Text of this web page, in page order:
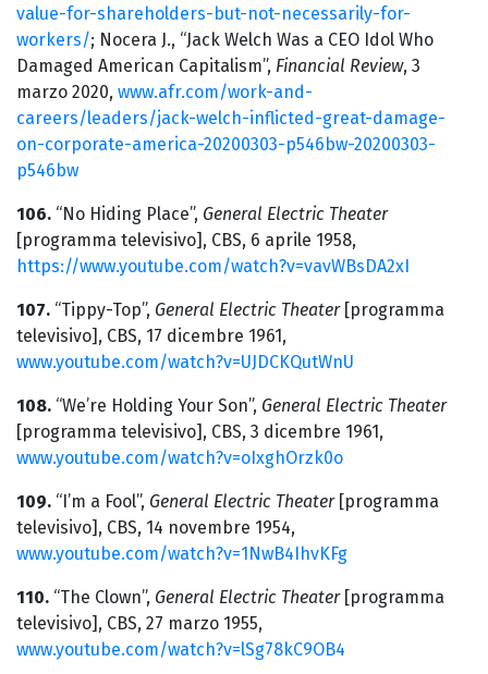
value-for-shareholders-but-not-necessarily-for-
workers/; Nocera J., “Jack Welch Was a CEO Idol Who
Damaged American Capitalism”, Financial Review, 3
marzo 2020, www.afr.com/work-and-
careers/leaders/jack-welch-inflicted-great-damage-
on-corporate-america-20200303-p546bw-20200303-
p546bw
106. “No Hiding Place”, General Electric Theater
[programma televisivo], CBS, 6 aprile 1958,
https://www.youtube.com/watch?v=vavWBsDA2xI
107. “Tippy-Top”, General Electric Theater [programma
televisivo], CBS, 17 dicembre 1961,
www.youtube.com/watch?v=UJDCKQutWnU
108. “We’re Holding Your Son”, General Electric Theater
[programma televisivo], CBS, 3 dicembre 1961,
www.youtube.com/watch?v=oIxghOrzk0o
109. “I’m a Fool”, General Electric Theater [programma
televisivo], CBS, 14 novembre 1954,
www.youtube.com/watch?v=1NwB4IhvKFg
110. “The Clown”, General Electric Theater [programma
televisivo], CBS, 27 marzo 1955,
www.youtube.com/watch?v=lSg78kC9OB4